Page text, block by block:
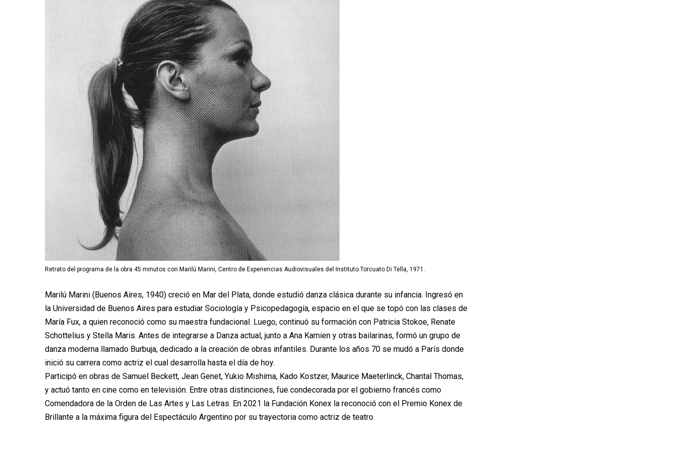
Retrato del programa de la obra 45 minutos con Marilú Marini, Centro de Experiencias Audiovisuales del Instituto Torcuato Di Tella, 1971.
Marilú Marini (Buenos Aires, 1940) creció en Mar del Plata, donde estudió danza clásica durante su infancia. Ingresó en
la Universidad de Buenos Aires para estudiar Sociología y Psicopedagogía, espacio en el que se topó con las clases de
María Fux, a quien reconoció como su maestra fundacional. Luego, continuó su formación con Patricia Stokoe, Renate
Schottelius y Stella Maris. Antes de integrarse a Danza actual, junto a Ana Kamien y otras bailarinas, formó un grupo de
danza moderna llamado Burbuja, dedicado a la creación de obras infantiles. Durante los años 70 se mudó a París donde
inició su carrera como actriz el cual desarrolla hasta el día de hoy.
Participó en obras de Samuel Beckett, Jean Genet, Yukio Mishima, Kado Kostzer, Maurice Maeterlinck, Chantal Thomas,
y actuó tanto en cine como en televisión. Entre otras distinciones, fue condecorada por el gobierno francés como
Comendadora de la Orden de Las Artes y Las Letras. En 2021 la Fundación Konex la reconoció con el Premio Konex de
Brillante a la máxima figura del Espectáculo Argentino por su trayectoria como actriz de teatro.